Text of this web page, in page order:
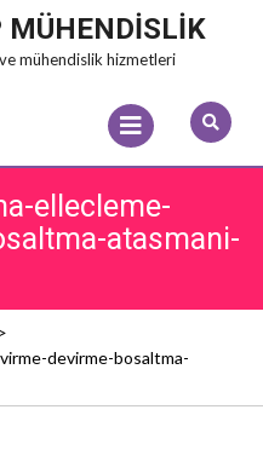
MÜHENDİSLİK
mühendislik hizmetleri
Open
Menu
ellecleme-
atasmani-
>
devirme-bosaltma-